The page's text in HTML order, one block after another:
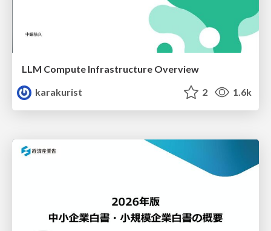
LLM Compute Infrastructure Overview
karakurist
2 1.6k